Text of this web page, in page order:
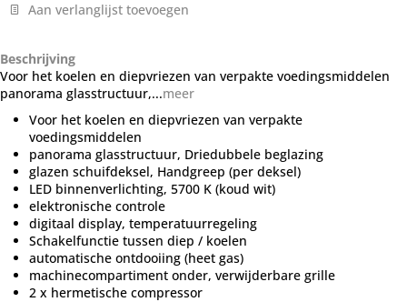
Aan verlanglijst toevoegen
Beschrijving
Voor het koelen en diepvriezen van verpakte voedingsmiddelen
panorama glasstructuur,...meer
Voor het koelen en diepvriezen van verpakte
voedingsmiddelen
panorama glasstructuur, Driedubbele beglazing
glazen schuifdeksel, Handgreep (per deksel)
LED binnenverlichting, 5700 K (koud wit)
elektronische controle
digitaal display, temperatuurregeling
Schakelfunctie tussen diep / koelen
automatische ontdooiing (heet gas)
machinecompartiment onder, verwijderbare grille
2 x hermetische compressor